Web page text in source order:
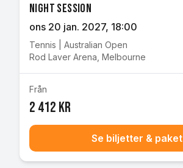
Night Session
ons 20 jan. 2027, 18:00
Tennis
Australian Open
Rod Laver Arena Melbourne
Från
2 412 kr
Se biljetter & paket